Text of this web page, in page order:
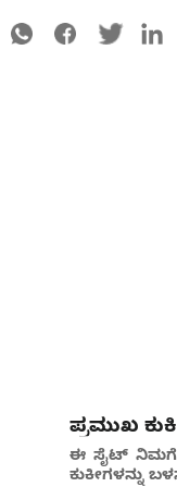
ಪ್ರಮುಖ
ಈ ಸೈಟ್ ನಿಮಗೆ
ಕುಕೀಗಳನ್ನು